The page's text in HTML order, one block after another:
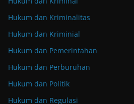
Hukum dan Kriminalitas
Hukum dan Kriminial
Hukum dan Pemerintahan
Hukum dan Perburuhan
Hukum dan Politik
Hukum dan Regulasi